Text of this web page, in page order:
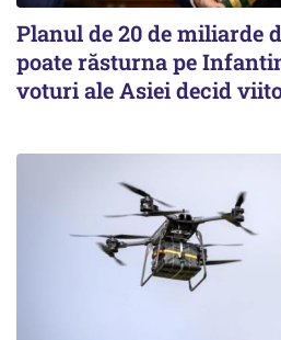
Planul de 20 de miliarde
poate răsturna pe
voturi ale Asiei decid